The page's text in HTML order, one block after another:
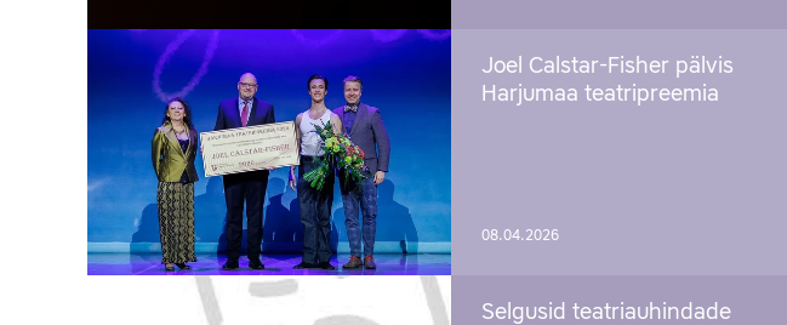
Joel Calstar-Fisher pälvis
Harjumaa teatripreemia
08.04.2026
Selgusid teatriauhindade